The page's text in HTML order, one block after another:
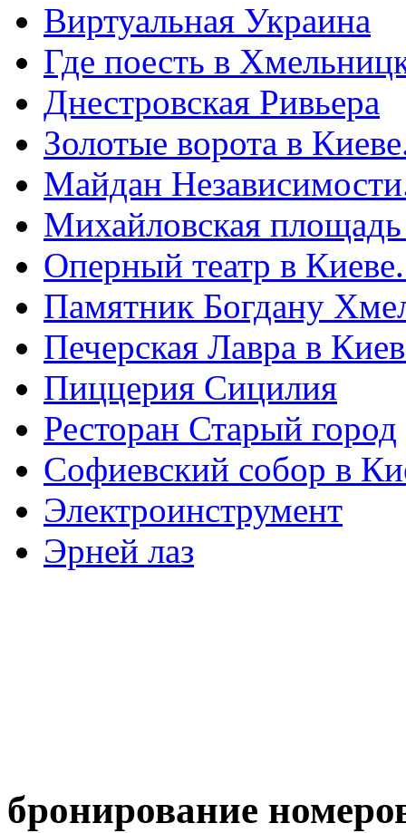
Виртуальная Украина
Где поесть в
Днестровская Ривьера
Золотые ворота в
Майдан
Михайловская
Оперный театр в
Памятник Богдану
Печерская Лавра в
Пиццерия Сицилия
Ресторан Старый город
Софиевский собор в
Электроинструмент
Эрней лаз
бронирование